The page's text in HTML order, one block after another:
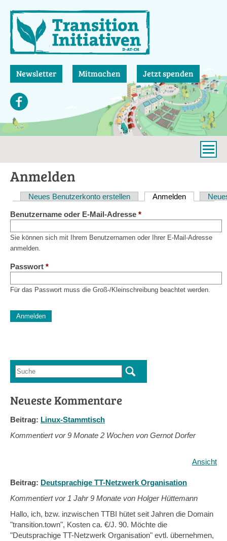
zum
Inhalt
Newsletter Mitmachen Jetzt spenden
Anmelden
Haupt-
Reiter
Neues Benutzerkonto erstellen Anmelden(aktiver
Benutzername oder E-Mail-Adresse *
Sie können sich mit Ihrem Benutzernamen oder Ihrer E-Mail-Adresse
anmelden.
Passwort *
Für das Passwort muss die Groß-/Kleinschreibung beachtet werden.
Diese Sicherheitsfrage überprüft, ob Sie ein menschlicher
Suchformular
Suche
Neueste Kommentare
Beitrag: Linux-Stammtisch
Kommentiert vor9 Monate 2 Wochen von Gernot Dorfer
Ansicht
Beitrag: Deutsprachige TT-Netzwerk Organisation
Kommentiert vor 1 Jahr 9 Monate von Holger Hüttemann
Hallo, ich, bzw. inzwischen TTBI hütet seit Jahren die Domain
"transition.town", Kosten ca. €/J. 90. Möchte die
"Deutsprachige TT-Netzwerk Organisation" evtl. übernehmen,